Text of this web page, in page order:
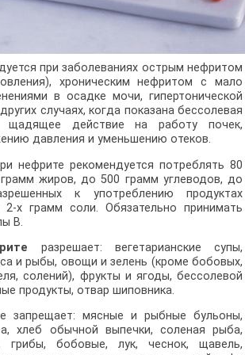
при заболеваниях острым нефритом
хроническим нефритом с мало
в осадке мочи, гипертонической
случаях, когда показана бессолевая
щадящее действие на работу почек,
давления и уменьшению отеков.
нефрите рекомендуется потреблять 80
жиров, до 500 грамм углеводов, до
к употреблению продуктах
х грамм соли. Обязательно принимать
В.
разрешает: вегетарианские супы,
и рыбы, овощи и зелень (кроме бобовых,
солений), фрукты и ягоды, бессолевой
продукты, отвар шиповника.
запрещает: мясные и рыбные бульоны,
хлеб обычной выпечки, соленая рыба,
грибы, бобовые, лук, чеснок, щавель,